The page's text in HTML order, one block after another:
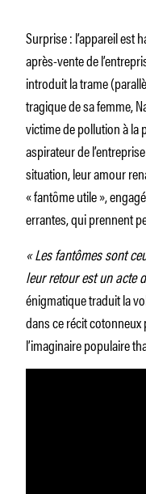
Surprise : l’appareil est
après-vente de
introduit la trame
tragique de sa femme,
victime de pollution à la
aspirateur de
situation, leur amour
« fantôme utile »,
errantes, qui prennent
« Les fantômes sont
leur retour est un acte
énigmatique traduit la
dans ce récit
l’imaginaire populaire